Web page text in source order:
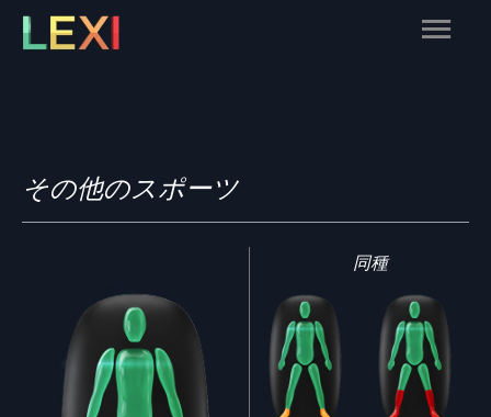
Skip
Main
その他のスポーツ
同種